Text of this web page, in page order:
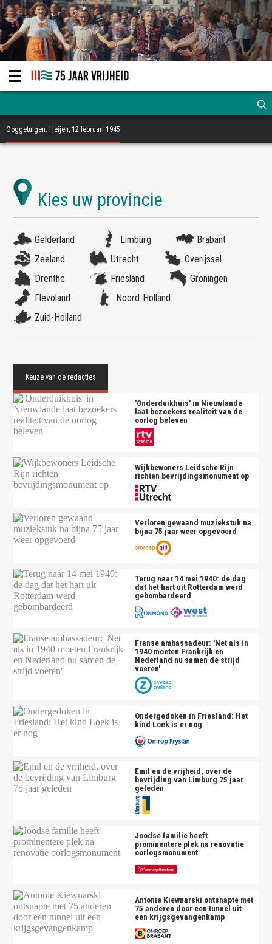
Ooggetuigen: Heijen, 12 februari 1945
Gelderland Limburg
Brabant
Zeeland
Utrecht
Overijssel
Drenthe
Friesland
Groningen
Flevoland
Noord-Holland
Zuid-Holland
'Onderduikhuis' in Nieuwlande
laat bezoekers realiteit van de
oorlog beleven
Wijkbewoners Leidsche Rijn
richten bevrijdingsmonument op
Verloren gewaand muziekstuk na
bijna 75 jaar weer opgevoerd
Terug naar 14 mei 1940: de dag
dat het hart uit Rotterdam werd
gebombardeerd
Franse ambassadeur: 'Net als in
1940 moeten Frankrijk en
Nederland nu samen de strijd
voeren'
Ondergedoken in Friesland: Het
kind Loek is er nog
Emil en de vrijheid, over de
bevrijding van Limburg 75 jaar
geleden
Joodse familie heeft
prominentere plek na renovatie
oorlogsmonument
Antonie Kiewnarski ontsnapte met
75 anderen door een tunnel uit
een krijgsgevangenkamp